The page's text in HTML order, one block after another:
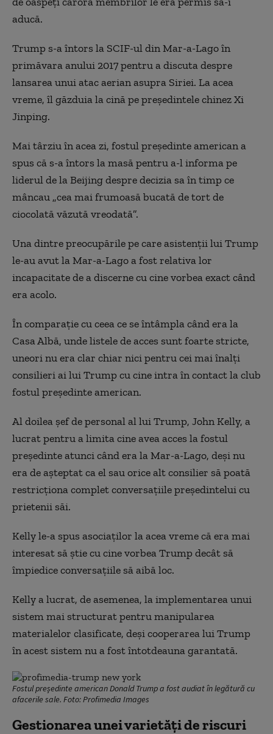
aducă.
Trump s-a întors la SCIF-ul din Mar-a-Lago în
primăvara anului 2017 pentru a discuta despre
lansarea unui atac aerian asupra Siriei. La acea
vreme, îl găzduia la cină pe președintele chinez Xi
Jinping.
Mai târziu în acea zi, fostul președinte american a
spus că s-a întors la masă pentru a-l informa pe
liderul de la Beijing despre decizia sa în timp ce
mâncau „cea mai frumoasă bucată de tort de
ciocolată văzută vreodată”.
Una dintre preocupările pe care asistenții lui Trump
le-au avut la Mar-a-Lago a fost relativa lor
incapacitate de a discerne cu cine vorbea exact când
era acolo.
În comparație cu ceea ce se întâmpla când era la
Casa Albă, unde listele de acces sunt foarte stricte,
uneori nu era clar chiar nici pentru cei mai înalți
consilieri ai lui Trump cu cine intra în contact la club
fostul președinte american.
Al doilea șef de personal al lui Trump, John Kelly, a
lucrat pentru a limita cine avea acces la fostul
președinte atunci când era la Mar-a-Lago, deși nu
era de așteptat ca el sau orice alt consilier să poată
restricționa complet conversațiile președintelui cu
prietenii săi.
Kelly le-a spus asociaților la acea vreme că era mai
interesat să știe cu cine vorbea Trump decât să
împiedice conversațiile să aibă loc.
Kelly a lucrat, de asemenea, la implementarea unui
sistem mai structurat pentru manipularea
materialelor clasificate, deși cooperarea lui Trump
în acest sistem nu a fost întotdeauna garantată.
Fostul președinte american Donald Trump a fost audiat în legătură cu
afacerile sale. Foto: Profimedia Images
Gestionarea unei varietăți de riscuri